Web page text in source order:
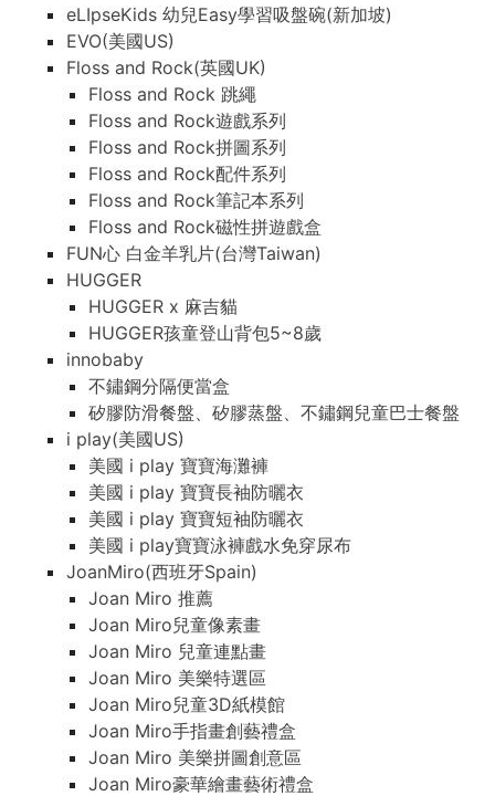
eLIpseKids 幼兒Easy學習吸盤碗(新加坡)
EVO(美國US)
Floss and Rock(英國UK)
Floss and Rock 跳繩
Floss and Rock遊戲系列
Floss and Rock拼圖系列
Floss and Rock配件系列
Floss and Rock筆記本系列
Floss and Rock磁性拼遊戲盒
FUN心 白金羊乳片(台灣Taiwan)
HUGGER
HUGGER x 麻吉貓
HUGGER孩童登山背包5~8歲
innobaby
不鏽鋼分隔便當盒
矽膠防滑餐盤、矽膠蒸盤、不鏽鋼兒童巴士餐盤
i play(美國US)
美國 i play 寶寶海灘褲
美國 i play 寶寶長袖防曬衣
美國 i play 寶寶短袖防曬衣
美國 i play寶寶泳褲戲水免穿尿布
JoanMiro(西班牙Spain)
Joan Miro 推薦
Joan Miro兒童像素畫
Joan Miro 兒童連點畫
Joan Miro 美樂特選區
Joan Miro兒童3D紙模館
Joan Miro手指畫創藝禮盒
Joan Miro 美樂拼圖創意區
Joan Miro豪華繪畫藝術禮盒